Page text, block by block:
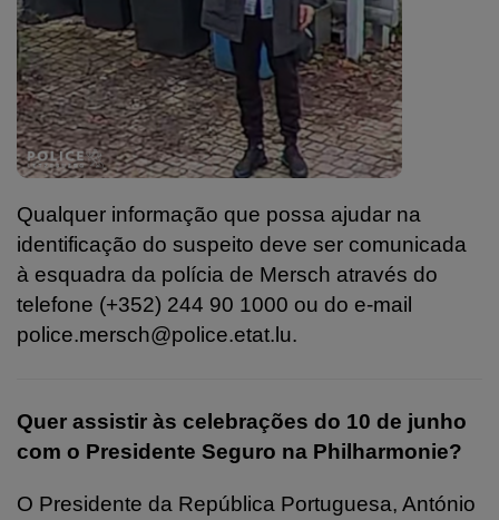
Qualquer informação que possa ajudar na
identificação do suspeito deve ser comunicada
à esquadra da polícia de Mersch através do
telefone (+352) 244 90 1000 ou do e-mail
police.mersch@police.etat.lu.
Quer assistir às celebrações do 10 de junho
com o Presidente Seguro na Philharmonie?
O Presidente da República Portuguesa, António